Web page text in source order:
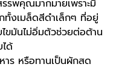
รพคุณมากมายเพราะมี
ทั้งเมล็ดสีดำเล็กๆ ที่อยู่
ขมันไม่อิ่มตัวช่วยต่อต้าน
ด้
าร หรือทานเป็นผักสด